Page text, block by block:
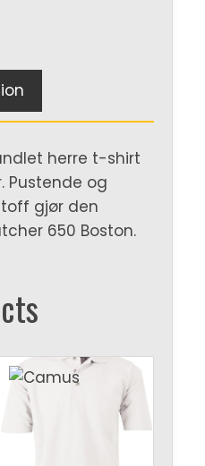
herre t-shirt
Pustende og
gjør den
650 Boston.